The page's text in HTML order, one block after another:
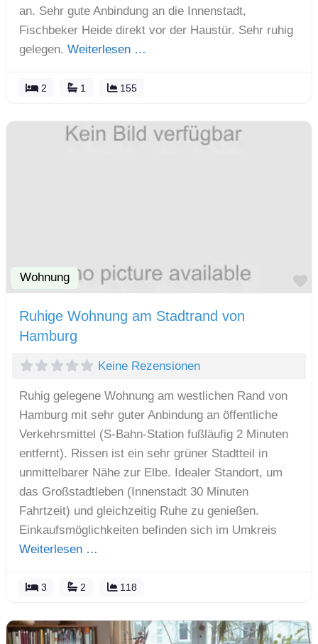
an. Sehr gute Anbindung an die Innenstadt,
Fischbeker Heide direkt vor der Haustür. Sehr ruhig
gelegen. Weiterlesen …
2 1 155
Wohnung
Ruhige Wohnung am Stadtrand von
Hamburg
Keine Rezensionen
Ruhig gelegene Wohnung am westlichen Rand von
Hamburg mit sehr guter Anbindung an öffentliche
Verkehrsmittel (S-Bahn-Station fußläufig 2 Minuten
entfernt). Rissen ist ein sehr grüner Stadtteil in
unmittelbarer Nähe zur Elbe. Idealer Standort, um
das Großstadtleben (Innenstadt 30 Minuten
Fahrtzeit) und gleichzeitig Ruhe zu genießen.
Einkaufsmöglichkeiten befinden sich im Umkreis
Weiterlesen …
3 2 118